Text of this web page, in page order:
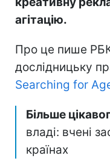
агітацію.
Про це пише
дослідницьку
Searching for
Більше
владі: вчені
країнах